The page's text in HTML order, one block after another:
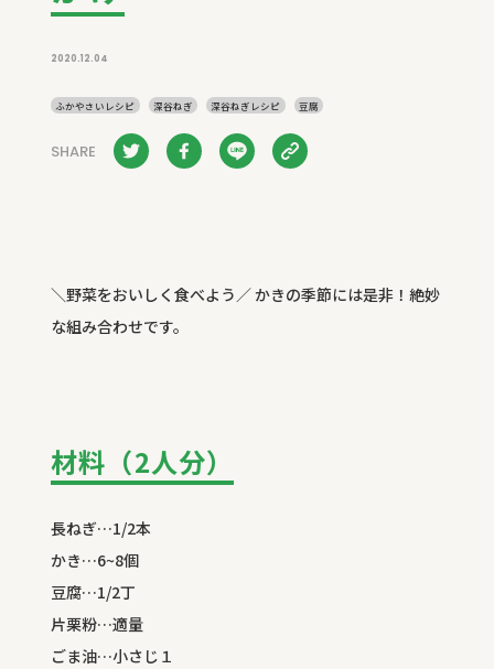
2020.12.04
ふかやさいレシピ 深谷ねぎ 深谷ねぎレシピ 豆腐
SHARE
＼野菜をおいしく食べよう／ かきの季節には是非！絶妙
な組み合わせです。
材料（2人分）
長ねぎ…1/2本
かき…6~8個
豆腐…1/2丁
片栗粉…適量
ごま油…小さじ１